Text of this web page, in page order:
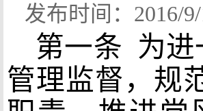
发布时间： 2016/
第一条 为进
管理监督，规